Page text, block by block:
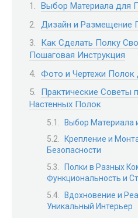
Выбор Материала для
Дизайн и Размещение
Как Сделать Полку
Пошаговая Инструкция
Фото и Чертежи Полок
Практические Советы
Настенных Полок
Выбор Материала
Крепление и
Безопасности
Полки в Разных
Функциональность и
Вдохновение и
Уникальный Интерьер